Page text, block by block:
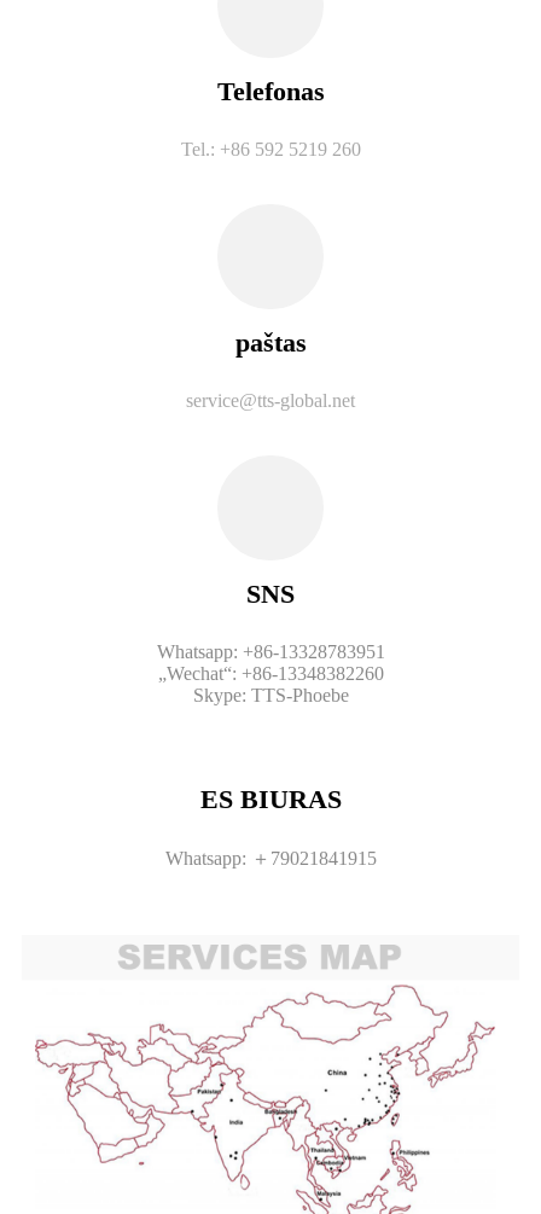
Telefonas
Tel.: +86 592 5219 260
paštas
service@tts-global.net
SNS
Whatsapp: +86-13328783951
„Wechat“: +86-13348382260
Skype: TTS-Phoebe
ES BIURAS
Whatsapp: ＋79021841915